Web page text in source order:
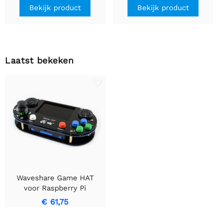
Bekijk product Bekijk product
Laatst bekeken
Waveshare Game HAT
voor Raspberry Pi
€ 61,75